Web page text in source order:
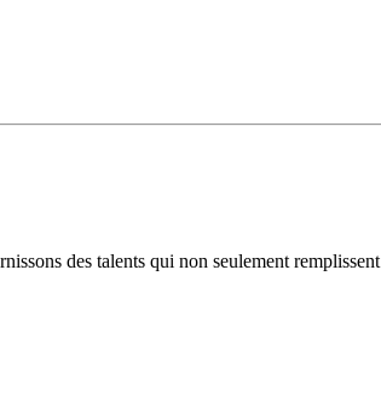
des talents qui non seulement